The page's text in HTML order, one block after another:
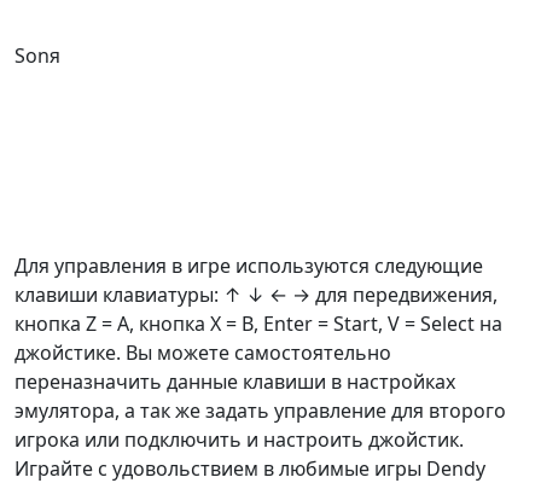
Sonя
Для управления в игре используются следующие
клавиши клавиатуры: ↑ ↓ ← → для передвижения,
кнопка Z =A, кнопка X = B, Enter = Start, V = Select на
джойстике. Вы можете самостоятельно
переназначить данные клавиши в настройках
эмулятора, а так же задать управление для второго
игрока или подключить и настроить джойстик.
Играйте с удовольствием в любимые игры Dendy